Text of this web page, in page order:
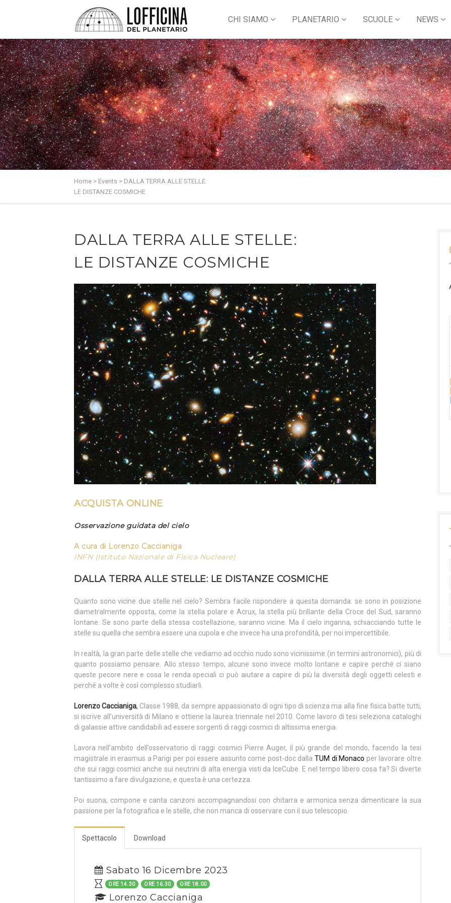
CHI SIAMO PLANETARIO SCUOLE NEWS
Home > Events > DALLA TERRA ALLE STELLE:
LE DISTANZE COSMICHE
DALLA TERRA ALLE STELLE:
LE DISTANZE COSMICHE
ACQUISTA ONLINE
Osservazione guidata del cielo
A cura di Lorenzo Caccianiga
INFN (Istituto Nazionale di Fisica Nucleare)
DALLA TERRA ALLE STELLE: LE DISTANZE COSMICHE
Quanto sono vicine due stelle nel cielo? Sembra facile rispondere a questa domanda: se sono in posizione
diametralmente opposta, come la stella polare e Acrux, la stella più brillante della Croce del Sud, saranno
lontane. Se sono parte della stessa costellazione, saranno vicine. Ma il cielo inganna, schiacciando tutte le
stelle su quella che sembra essere una cupola e che invece ha una profondità, per noi impercettibile.
In realtà, la gran parte delle stelle che vediamo ad occhio nudo sono vicinissime (in termini astronomici), più di
quanto possiamo pensare. Allo stesso tempo, alcune sono invece molto lontane e capire perché ci siano
queste pecore nere e cosa le renda speciali ci può aiutare a capire di più la diversità degli oggetti celesti e
perché a volte è così complesso studiarli.
Lorenzo Caccianiga, Classe 1988, da sempre appassionato di ogni tipo di scienza ma alla fine fisica batte tutti,
si iscrive all’università di Milano e ottiene la laurea triennale nel 2010. Come lavoro di tesi seleziona cataloghi
di galassie attive candidabili ad essere sorgenti di raggi cosmici di altissima energia.
Lavora nell’ambito dell’osservatorio di raggi cosmici Pierre Auger, il più grande del mondo, facendo la tesi
magistrale in erasmus a Parigi per poi essere assunto come post-doc dallaTUM di Monaco per lavorare oltre
che sui raggi cosmici anche sui neutrini di alta energia visti da IceCube. E nel tempo libero cosa fa? Si diverte
tantissimo a fare divulgazione, e questa è una certezza.
Poi suona, compone e canta canzoni accompagnandosi con chitarra e armonica senza dimenticare la sua
passione per la fotografica e le stelle, che non manca di osservare con il suo telescopio.
Spettacolo Download
Sabato 16 Dicembre 2023
ORE 14.30 ORE 16.30 ORE 18.00
Lorenzo Caccianiga